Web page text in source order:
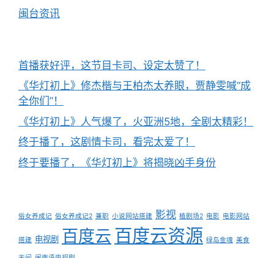
闽台资讯
首播获好评，这节目卡司、设定太赞了！
《华灯初上》修杰楷与王柏杰太养眼，贾静雯喊“成
全你们”！
《华灯初上》人气爆了，火亚洲5地，全剧太精彩！
终于播了，这剧情卡司，看完太爱了！
终于要播了，《华灯初上》将揭晓凶手身份
俗女养成记 俗女养成记2 兼职 小说网站搭建 影视 植剧场2 电影 电影网站
搭建 电视剧 百度云 百度云资源 绿岛金魂 美食